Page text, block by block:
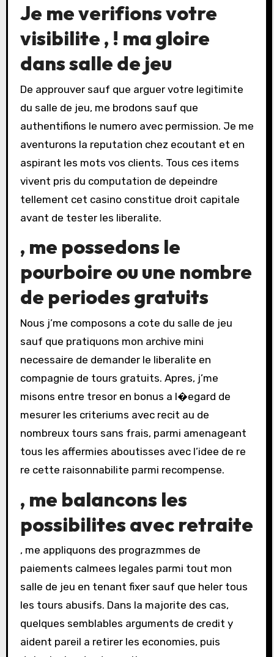
Je me verifions votre
visibilite , ! ma gloire
dans salle de jeu
De approuver sauf que arguer votre legitimite
du salle de jeu, me brodons sauf que
authentifions le numero avec permission. Je me
aventurons la reputation chez ecoutant et en
aspirant les mots vos clients. Tous ces items
vivent pris du computation de depeindre
tellement cet casino constitue droit capitale
avant de tester les liberalite.
, me possedons le
pourboire ou une nombre
de periodes gratuits
Nous j’me composons a cote du salle de jeu
sauf que pratiquons mon archive mini
necessaire de demander le liberalite en
compagnie de tours gratuits. Apres, j’me
misons entre tresor en bonus a l�egard de
mesurer les criteriums avec recit au de
nombreux tours sans frais, parmi amenageant
tous les affermies aboutisses avec l’idee de re
re cette raisonnabilite parmi recompense.
, me balancons les
possibilites avec retraite
, me appliquons des prograzmmes de
paiements calmees legales parmi tout mon
salle de jeu en tenant fixer sauf que heler tous
les tours abusifs. Dans la majorite des cas,
quelques semblables arguments de credit y
aident pareil a retirer les economies, puis